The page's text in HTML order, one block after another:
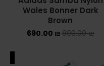
Wales Bonner Dark
Brown
890.00₪
690.00 ₪